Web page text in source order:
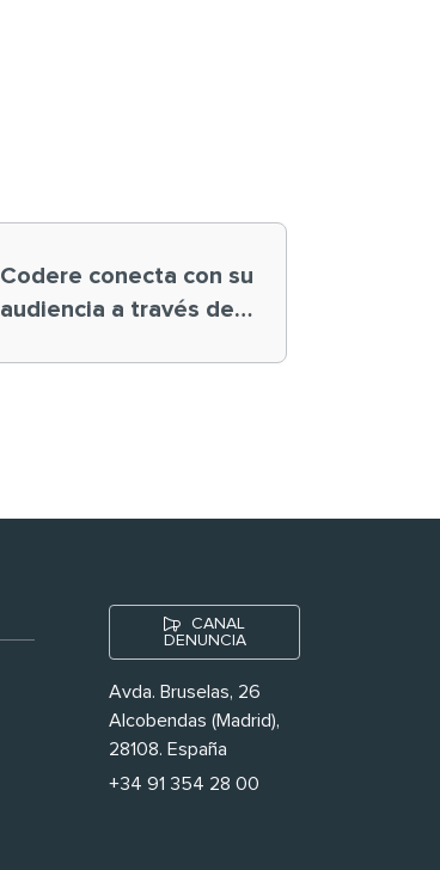
Codere conecta con su
audiencia a través de
CANAL
DENUNCIA
Avda. Bruselas, 26
Alcobendas (Madrid),
28108. España
+34 91 354 28 00